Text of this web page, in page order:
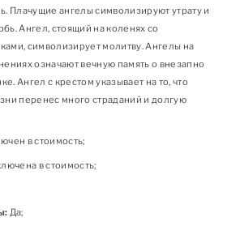
Плачущие ангелы символизируют утрату и
Ангел, стоящий на коленях со
символизирует молитву. Ангелы на
означают вечную память о внезапно
Ангел с крестом указывает на то, что
перенес много страданий и долгую
в стоимость;
в стоимость;
Да;